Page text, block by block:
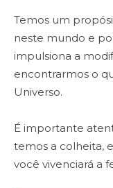
Temos um
neste mundo e
impulsiona a
encontrarmos o
Universo.
É importante
temos a colheita,
você vivenciará a